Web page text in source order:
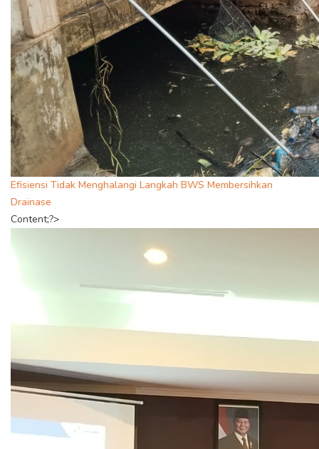
Efisiensi Tidak Menghalangi Langkah BWS Membersihkan
Drainase
Content;?>